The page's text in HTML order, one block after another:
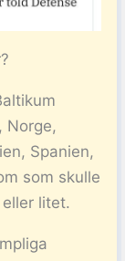
Norge,
Spanien,
som skulle
litet.